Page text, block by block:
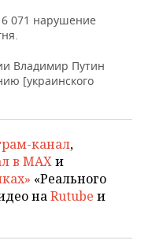
071 нарушение
Владимир Путин
[украинского
канал,
в MAXи
«Реального
наRutube и